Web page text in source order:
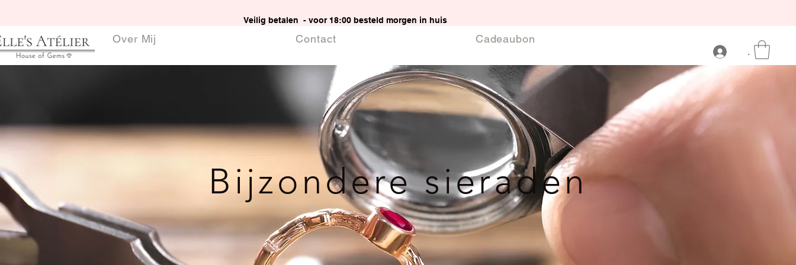
.
Veilig betalen - voor 18:00 besteld morgen in huis
Over Mij Contact Cadeaubon
Bijzondere sieraden